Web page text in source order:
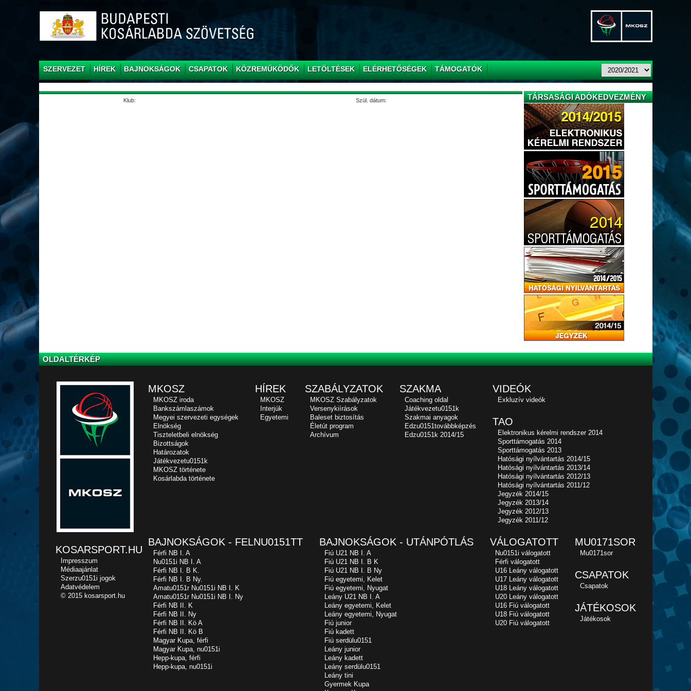
SZERVEZET HÍREK BAJNOKSÁGOK CSAPATOK KÖZREMŰKÖDŐK LETÖLTÉSEK ELÉRHETŐSÉGEK TÁMOGATÓK
Klub: Szül. dátum: TÁRSASÁGI ADÓKEDVEZMÉNY
OLDALTÉRKÉP
MKOSZ
MKOSZ iroda
Bankszámlaszámok
Megyei szervezeti egységek
Elnökség
Tiszteletbeli elnökség
Bizottságok
Határozatok
Játékvezetu0151k
MKOSZ története
Kosárlabda története
HÍREK
MKOSZ
Interjúk
Egyetemi
SZABÁLYZATOK
MKOSZ Szabályzatok
Versenykiírások
Baleset biztosítás
Életút program
Archívum
SZAKMA
Coaching oldal
Játékvezetu0151k
Szakmai anyagok
Edzu0151továbbképzés
Edzu0151k 2014/15
VIDEÓK
Exkluzív videók
TAO
Elektronikus kérelmi rendszer 2014
Sporttámogatás 2014
Sporttámogatás 2013
Hatósági nyílvántartás 2014/15
Hatósági nyílvántartás 2013/14
Hatósági nyílvántartás 2012/13
Hatósági nyílvántartás 2011/12
Jegyzék 2014/15
Jegyzék 2013/14
Jegyzék 2012/13
Jegyzék 2011/12
BAJNOKSÁGOK - FELNU0151TT
Férfi NB I. A
Nu0151i NB I. A
Férfi NB I. B K.
Férfi NB I. B Ny.
Amatu0151r Nu0151i NB I. K
Amatu0151r Nu0151i NB I. Ny
Férfi NB II. K
Férfi NB II. Ny
Férfi NB II. Kö A
Férfi NB II. Kö B
Magyar Kupa, férfi
Magyar Kupa, nu0151i
Hepp-kupa, férfi
Hepp-kupa, nu0151i
BAJNOKSÁGOK - UTÁNPÓTLÁS
Fiú U21 NB I. A
Fiú U21 NB I. B K
Fiú U21 NB I. B Ny
Fiú egyetemi, Kelet
Fiú egyetemi, Nyugat
Leány U21 NB I. A
Leány egyetemi, Kelet
Leány egyetemi, Nyugat
Fiú junior
Fiú kadett
Fiú serdülu0151
Leány junior
Leány kadett
Leány serdülu0151
Leány tini
Gyermek Kupa
VÁLOGATOTT
Nu0151i válogatott
Férfi válogatott
U16 Leány válogatott
U17 Leány válogatott
U18 Leány válogatott
U20 Leány válogatott
U16 Fiú válogatott
U18 Fiú válogatott
U20 Fiú válogatott
MU0171SOR
Mu0171sor
CSAPATOK
Csapatok
JÁTÉKOSOK
Játékosok
KOSARSPORT.HU
Impresszum
Médiaajánlat
Szerzu0151i jogok
Adatvédelem
© 2015 kosarsport.hu